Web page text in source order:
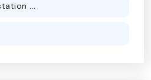
...